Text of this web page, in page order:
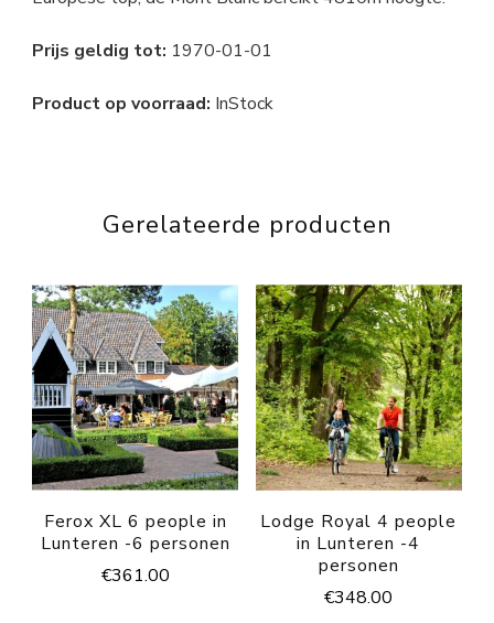
Prijs geldig tot: 1970-01-01
Product op voorraad: InStock
Gerelateerde producten
Ferox XL 6 people in
Lunteren -6 personen
€361.00
Lodge Royal 4 people
in Lunteren -4
personen
€348.00